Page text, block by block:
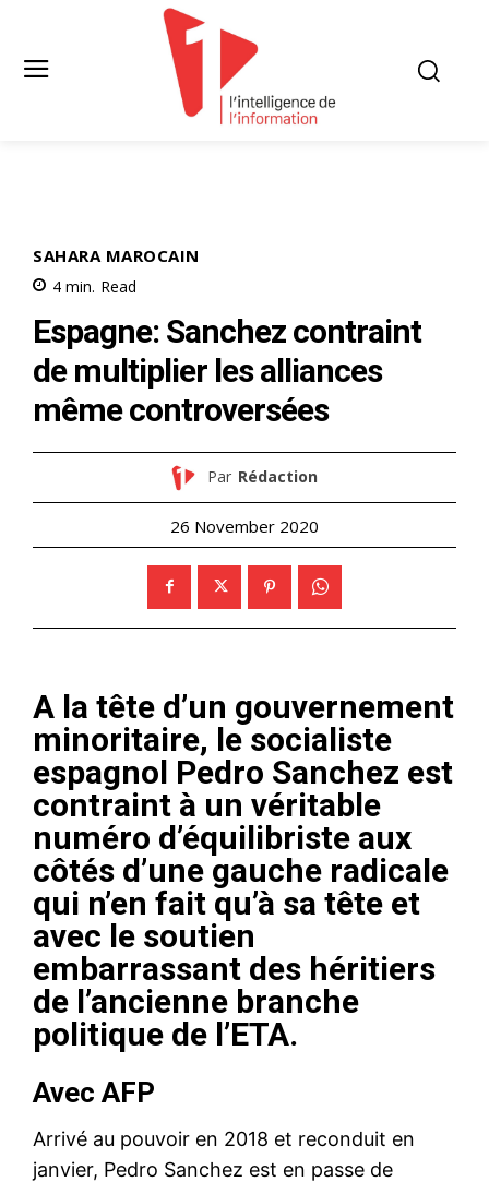
SAHARA MAROCAIN
4 min. Read
Espagne: Sanchez contraint
de multiplier les alliances
même controversées
Par Rédaction
26 November 2020
A la tête d’un gouvernement
minoritaire, le socialiste
espagnol Pedro Sanchez est
contraint à un véritable
numéro d’équilibriste aux
côtés d’une gauche radicale
qui n’en fait qu’à sa tête et
avec le soutien
embarrassant des héritiers
de l’ancienne branche
politique de l’ETA.
Avec AFP
Arrivé au pouvoir en 2018 et reconduit en
janvier, Pedro Sanchez est en passe de